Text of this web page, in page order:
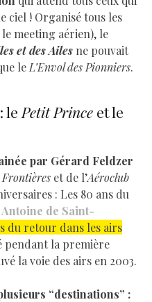
ciel ! Organisé tous les
meeting aérien), le
et des Ailesne pouvait
le L’Envol des Pionniers.
le Petit Prince et le
par Gérard Feldzer
et de l’Aéroclub
: Les 80 ans du
Antoine de Saint-
du retour dans les airs
pendant la première
la voie des airs en 2003.
“destinations” :